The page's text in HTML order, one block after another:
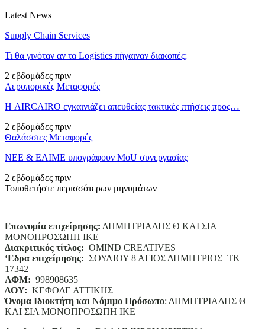
Latest News
Supply Chain Services
Τι θα γινόταν αν τα Logistics πήγαιναν διακοπές;
2 εβδομάδες πριν
Αεροπορικές Μεταφορές
Η AIRCAIRO εγκαινιάζει απευθείας τακτικές πτήσεις προς…
2 εβδομάδες πριν
Θαλάσσιες Μεταφορές
ΝΕΕ & ΕΛΙΜΕ υπογράφουν MoU συνεργασίας
2 εβδομάδες πριν
Τοποθετήστε περισσότερων μηνυμάτων
Επωνυμία επιχείρησης: ΔΗΜΗΤΡΙΑΔΗΣ Θ ΚΑΙ ΣΙΑ
ΜΟΝΟΠΡΟΣΩΠΗ ΙΚΕ
Διακριτικός τίτλος: ΟΜΙΝD CREATIVES
‘Eδρα επιχείρησης: ΣΟΥΛΙΟΥ 8 ΑΓΙΟΣ ΔΗΜΗΤΡΙΟΣ ΤΚ
17342
ΑΦΜ: 998908635
ΔΟΥ: ΚΕΦΟΔΕ ΑΤΤΙΚΗΣ
Όνομα Ιδιοκτήτη και Νόμιμο Πρόσωπο: ΔΗΜΗΤΡΙΑΔΗΣ Θ
ΚΑΙ ΣΙΑ ΜΟΝΟΠΡΟΣΩΠΗ ΙΚΕ